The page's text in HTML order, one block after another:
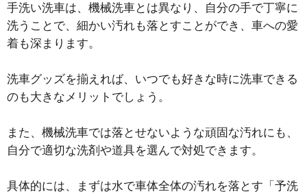
手洗い洗車は、機械洗車とは異なり、自分の手で丁寧に
洗うことで、細かい汚れも落とすことができ、車への愛
着も深まります。
洗車グッズを揃えれば、いつでも好きな時に洗車できる
のも大きなメリットでしょう。
また、機械洗車では落とせないような頑固な汚れにも、
自分で適切な洗剤や道具を選んで対処できます。
具体的には、まずは水で車体全体の汚れを落とす「予洗